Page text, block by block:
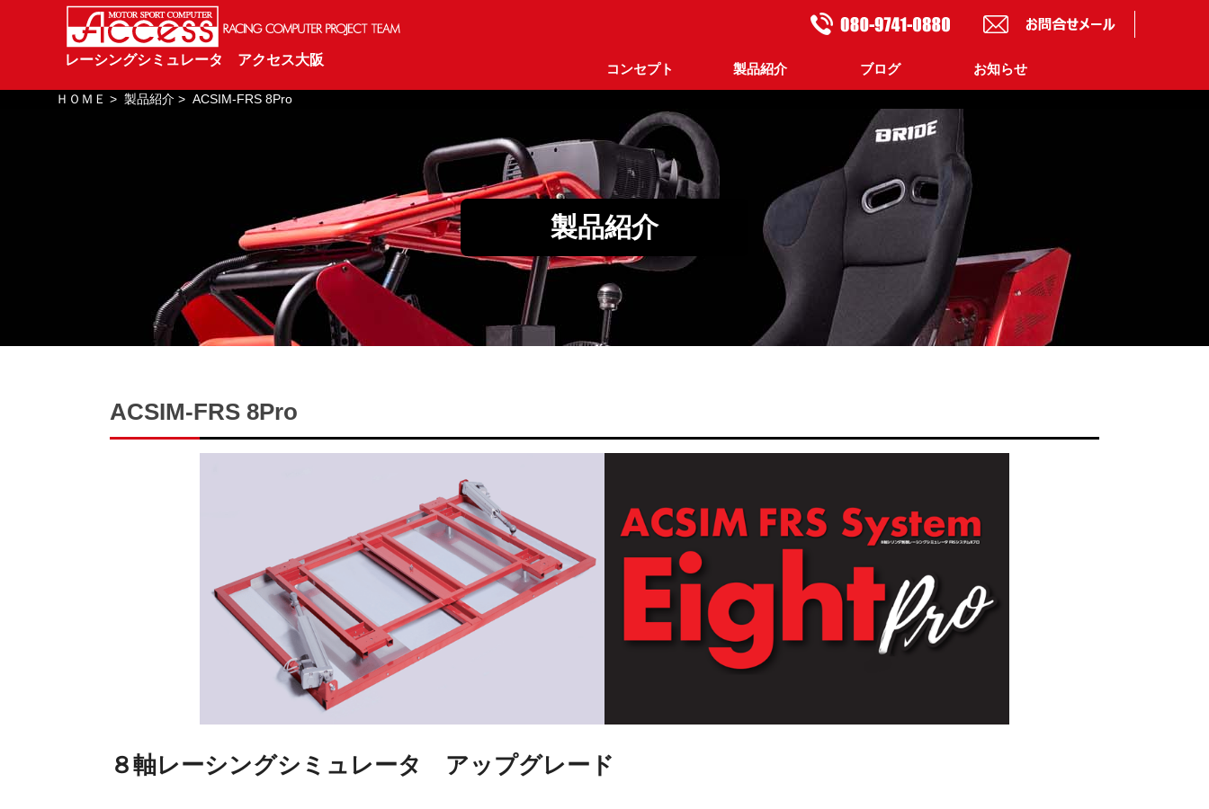
レーシングシミュレータ アクセス大阪
コンセプト 製品紹介 ブログ お知らせ
ＨＯＭＥ > 製品紹介 > ACSIM-FRS 8Pro
製品紹介
ACSIM-FRS 8Pro
８軸レーシングシミュレータ アップグレード